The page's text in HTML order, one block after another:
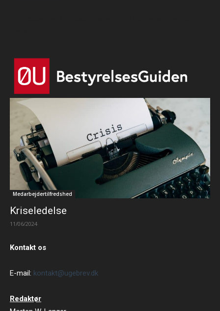
Medarbejdertilfredshed
Kriseledelse
11/06/2024
Kontakt os
E-mail: kontakt@ugebrev.dk
Redaktør